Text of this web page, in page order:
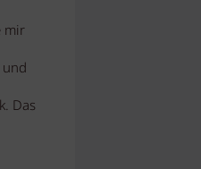
mir
Das